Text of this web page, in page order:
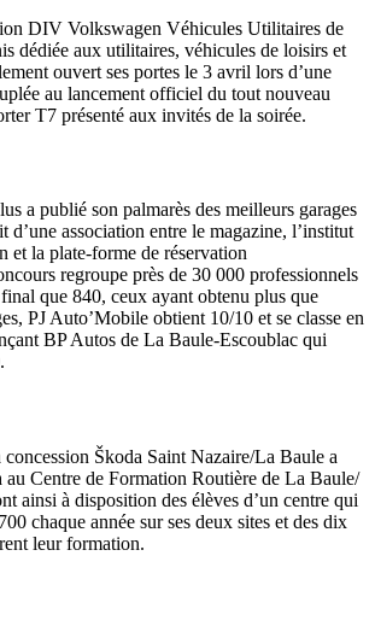
DIV Volkswagen Véhicules Utilitaires de
dédiée aux utilitaires, véhicules de loisirs et
ouvert ses portes le 3 avril lors d’une
au lancement officiel du tout nouveau
T7 présenté aux invités de la soirée.
a publié son palmarès des meilleurs garages
d’une association entre le magazine, l’institut
et la plate-forme de réservation
regroupe près de 30 000 professionnels
que 840, ceux ayant obtenu plus que
PJ Auto’Mobile obtient 10/10 et se classe en
BP Autos de La Baule-Escoublac qui
concession Škoda Saint Nazaire/La Baule a
Centre de Formation Routière de La Baule/
ainsi à disposition des élèves d’un centre qui
chaque année sur ses deux sites et des dix
leur formation.